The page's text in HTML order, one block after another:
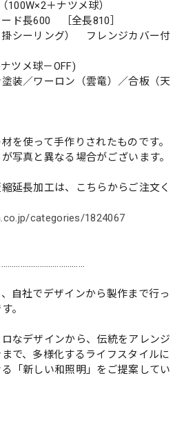
＋ナツメ球）
ド長600 ［全長810］
シーリング） フレンジカバー付
メ球－OFF)
装／ワーロン（雲竜）／合板（天
を使って手作りされたものです。
真と異なる場合がございます。
延長加工は、こちらからご注文く
categories/1824067
自社でデザインから製作まで行っ
。
なデザインから、伝統をアレンジ
で、多様化するライフスタイルに
「新しい和照明」をご提案してい